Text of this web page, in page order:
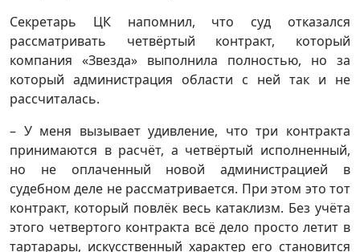
Секретарь ЦК напомнил, что суд отказался
рассматривать четвёртый контракт, который
компания «Звезда» выполнила полностью, но за
который администрация области с ней так и не
рассчиталась.
– У меня вызывает удивление, что три контракта
принимаются в расчёт, а четвёртый исполненный,
но не оплаченный новой администрацией в
судебном деле не рассматривается. При этом это тот
контракт, который повлёк весь катаклизм. Без учёта
этого четвертого контракта всё дело просто летит в
тартарары, искусственный характер его становится